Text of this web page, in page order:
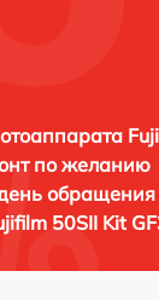
по желанию
обращения
50SII Kit